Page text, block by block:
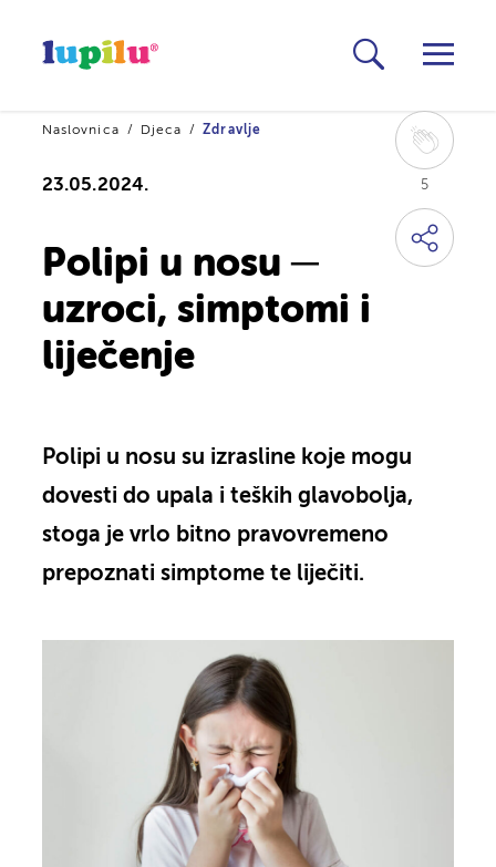
5
Naslovnica Djeca Zdravlje
23.05.2024.
Polipi u nosu ─
uzroci, simptomi i
liječenje
Polipi u nosu su izrasline koje mogu
dovesti do upala i teških glavobolja,
stoga je vrlo bitno pravovremeno
prepoznati simptome te liječiti.